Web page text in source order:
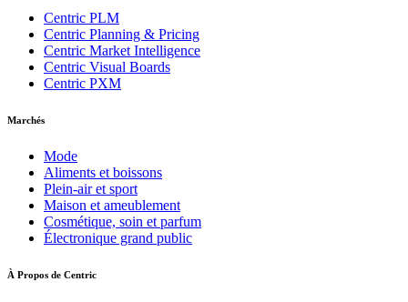
Centric PLM
Centric Planning & Pricing
Centric Market Intelligence
Centric Visual Boards
Centric PXM
Marchés
Mode
Aliments et boissons
Plein-air et sport
Maison et ameublement
Cosmétique, soin et parfum
Électronique grand public
À Propos de Centric